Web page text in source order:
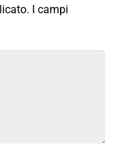
I campi